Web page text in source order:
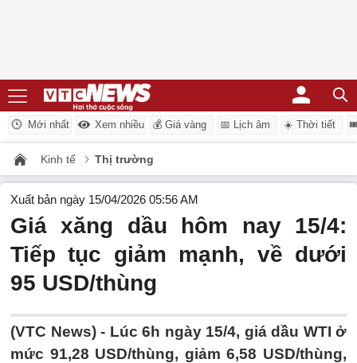
Mới nhất Xem nhiều 💰 Giá vàng 📅 Lịch âm ☀️ Thời tiết
Kinh tế Thị trường
Xuất bản ngày 15/04/2026 05:56 AM
Giá xăng dầu hôm nay 15/4:
Tiếp tục giảm mạnh, về dưới
95 USD/thùng
(VTC News) - Lúc 6h ngày 15/4, giá dầu WTI ở
mức 91,28 USD/thùng, giảm 6,58 USD/thùng,